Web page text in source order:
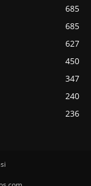
685
685
627
450
347
240
236